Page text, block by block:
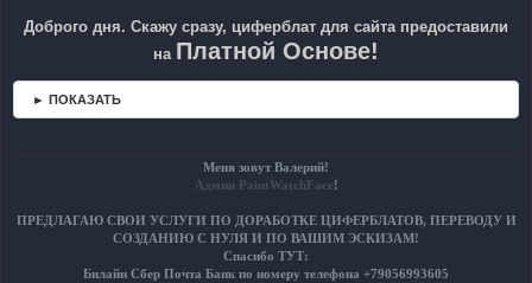
о
б
Доброго дня. Скажу сразу, циферблат для сайта предоставили
на Платной Основе!
► ПОКАЗАТЬ
Меня зовут Валерий!
Админ PaintWatchFace!
ПРЕДЛАГАЮ СВОИ УСЛУГИ ПО ДОРАБОТКЕ ЦИФЕРБЛАТОВ, ПЕРЕВОДУ И
СОЗДАНИЮ С НУЛЯ И ПО ВАШИМ ЭСКИЗАМ!
Спасибо ТУТ:
Билайн Сбер Почта Банк по номеру телефона +79056993605